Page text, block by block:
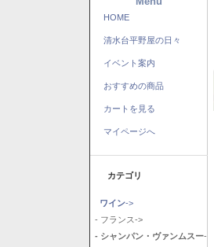
HOME
清水台平野屋の日々
イベント案内
おすすめの商品
カートを見る
マイページへ
カテゴリ
ワイン->
- フランス->
- シャンパン・ヴァンムスー-